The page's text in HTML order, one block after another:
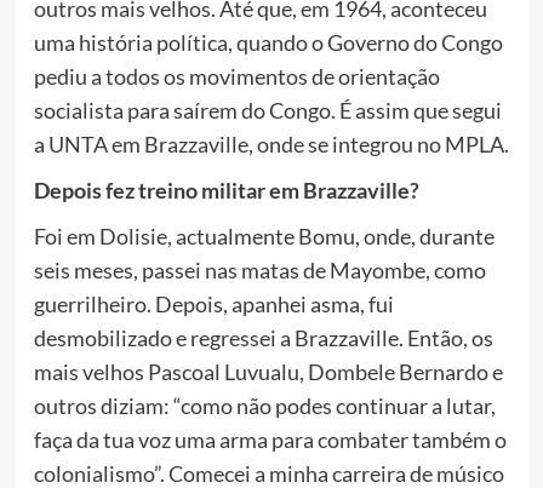
outros mais velhos. Até que, em 1964, aconteceu
uma história política, quando o Governo do Congo
pediu a todos os movimentos de orientação
socialista para saírem do Congo. É assim que segui
a UNTA em Brazzaville, onde se integrou no MPLA.
Depois fez treino militar em Brazzaville?
Foi em Dolisie, actualmente Bomu, onde, durante
seis meses, passei nas matas de Mayombe, como
guerrilheiro. Depois, apanhei asma, fui
desmobilizado e regressei a Brazzaville. Então, os
mais velhos Pascoal Luvualu, Dombele Bernardo e
outros diziam: “como não podes continuar a lutar,
faça da tua voz uma arma para combater também o
colonialismo”. Comecei a minha carreira de músico